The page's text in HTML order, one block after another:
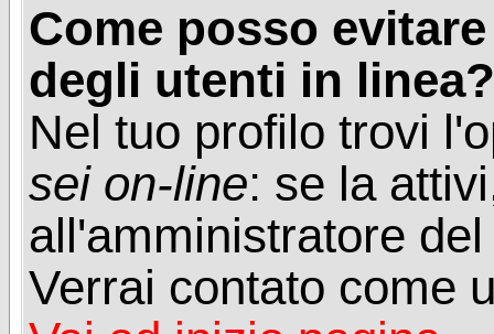
Come posso
degli utenti in linea?
Nel tuo profilo trovi
sei on-line: se la
all'amministratore
Verrai contato come